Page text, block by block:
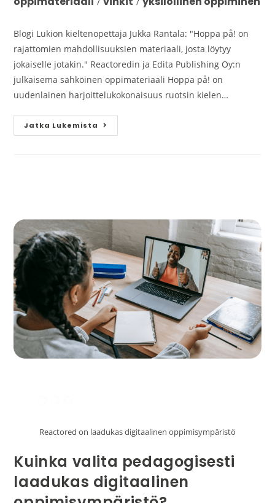
Blogi Lukion kieltenopettaja Jukka Rantala: "Hoppa på! on
rajattomien mahdollisuuksien materiaali, josta löytyy
jokaiselle jotakin." Reactoredin ja Edita Publishing Oy:n
julkaisema sähköinen oppimateriaali Hoppa på! on
uudenlainen harjoittelukokonaisuus ruotsin kielen…
Jatka Lukemista
Reactored on laadukas digitaalinen oppimisympäristö
Kuinka valita pedagogisesti
laadukas digitaalinen